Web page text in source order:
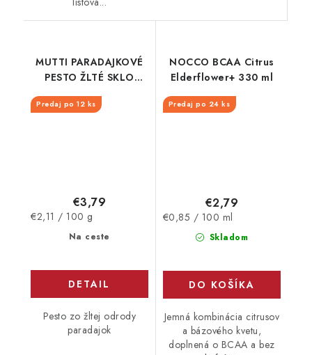
MUTTI PARADAJKOVÉ
PESTO ŽLTÉ SKLO
180G
Predaj po 12 ks
Na ceste
€3,79
Jednotková
€2,11 / 100 g
DETAIL
Pesto zo žltej odrody
paradajok
NOCCO BCAA Citrus
Elderflower+ 330 ml
Predaj po 24 ks
Skladom
€2,79
Jednotková
€0,85 / 100 ml
DO KOŠÍKA
Jemná kombinácia citrusov
a bázového kvetu,
doplnená o BCAA a bez